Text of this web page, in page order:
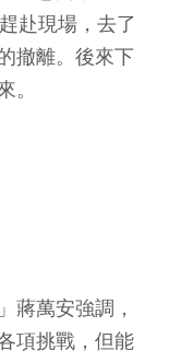
赴現場，去了
撤離。後來下
。
蔣萬安強調，
項挑戰，但能